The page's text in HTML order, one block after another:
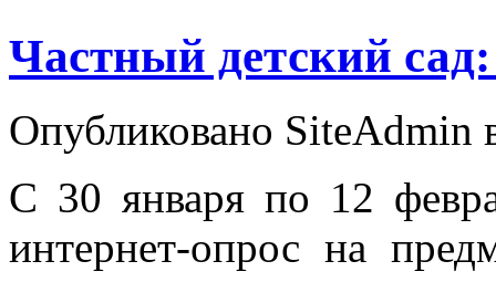
Частный детский
Опубликовано
С 30 января по 12
интернет-опрос на